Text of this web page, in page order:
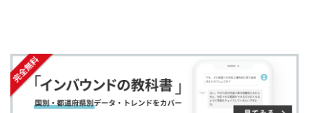
追
加
人々の心と体に作用するフィトンチッドは、ストレ
スを軽減しリラックス効果を高めます。